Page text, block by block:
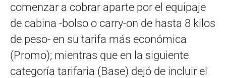
comenzar a cobrar aparte por el equipaje
de cabina -bolso o carry-on de hasta 8 kilos
de peso- en su tarifa más económica
(Promo); mientras que en la siguiente
categoría tarifaria (Base) dejó de incluir el